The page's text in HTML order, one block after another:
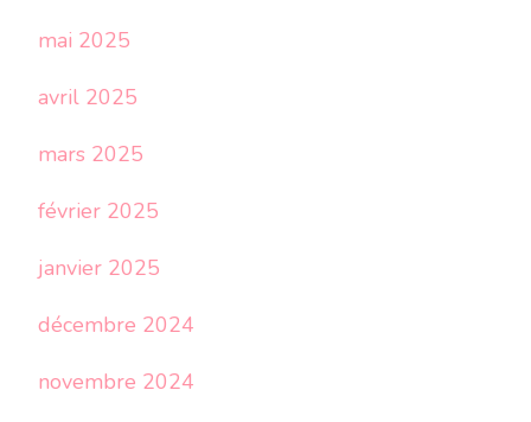
mai 2025
avril 2025
mars 2025
février 2025
janvier 2025
décembre 2024
novembre 2024